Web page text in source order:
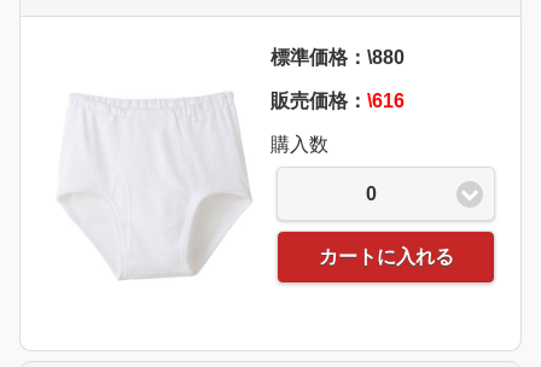
標準価格：\880
販売価格： \616
購入数
0
カートに入れる